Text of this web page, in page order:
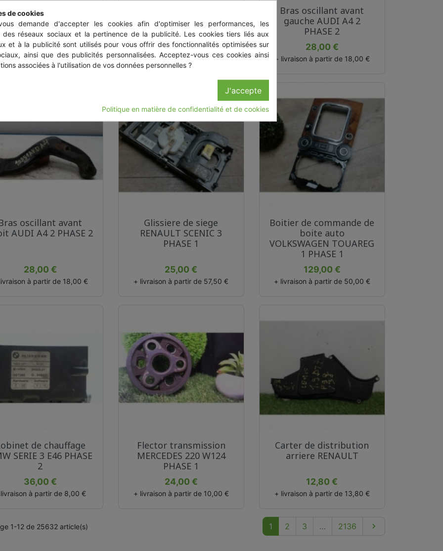
PEUGEOT 106
PHASE 2
Prix
18,90 €
à partir de 0,00 €
SEAT IBIZA 3 PHASE 1
Prix
45,00 €
+ livraison à partir de 50,00 €
Aperçu rapide
Bras oscillant avant
gauche AUDI A4 2
PHASE 2
Prix
28,00 €
+ livraison à partir de 18,00 €
Aperçu rapide
oscillant avant
AUDI A4 2 PHASE 2
Prix
28,00 €
à partir de 18,00 €
 Aperçu rapide
Glissiere de siege
RENAULT SCENIC 3
PHASE 1
Prix
25,00 €
+ livraison à partir de 57,50 €
Aperçu rapide
Boitier de commande de
boite auto
VOLKSWAGEN TOUAREG
1 PHASE 1
Prix
129,00 €
+ livraison à partir de 50,00 €
 Aperçu rapide
de chauffage
SERIE 3 E46 PHASE
2
Prix
36,00 €
à partir de 8,00 €
Aperçu rapide
Flector transmission
MERCEDES 220 W124
PHASE 1
Prix
24,00 €
+ livraison à partir de 10,00 €
Aperçu rapide
Carter de distribution
arriere RENAULT
Prix
12,80 €
+ livraison à partir de 13,80 €
1-12 de 25632 article(s) 1 2 3 … 2136 Suivant

de cookies
demande d'accepter les cookies afin d'optimiser les performances, les
des réseaux sociaux et la pertinence de la publicité. Les cookies tiers liés aux
et à la publicité sont utilisés pour vous offrir des fonctionnalités optimisées sur
ainsi que des publicités personnalisées. Acceptez-vous ces cookies ainsi
associées à l'utilisation de vos données personnelles ?
J'accepte
Politique en matière de confidentialité et de cookies